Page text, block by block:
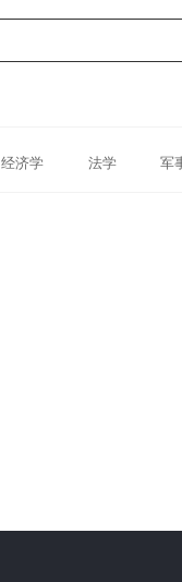
经济学 法学 军